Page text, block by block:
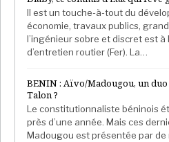
Il est un touche-à-tout du
économie, travaux publics,
l’ingénieur sobre et discret est à
d’entretien routier (Fer). La…
BENIN : Aïvo/Madougou, un
Talon ?
Le constitutionnaliste béninois
près d’une année. Mais ces
Madougou est présentée par de